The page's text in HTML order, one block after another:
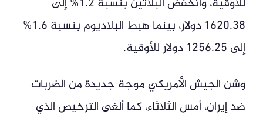
للأوقية، وانخفض البلاتين بنسبة 1.2% إلى
1620.38 دولار، بينما هبط البلاديوم بنسبة 1.6%
إلى 1256.25 دولار للأوقية.
وشن الجيش الأمريكي موجة جديدة من الضربات
ضد إيران، أمس الثلاثاء، كما ألغى الترخيص الذي